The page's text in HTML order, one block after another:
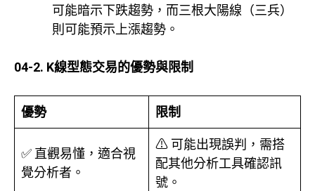
可能暗示下跌趨勢，而三根大陽線（三兵）
則可能預示上漲趨勢。
04-2. K線型態交易的優勢與限制
優勢 限制
✅ 直觀易懂，適合視
覺分析者。
⚠ 可能出現誤判，需搭
配其他分析工具確認訊
號。